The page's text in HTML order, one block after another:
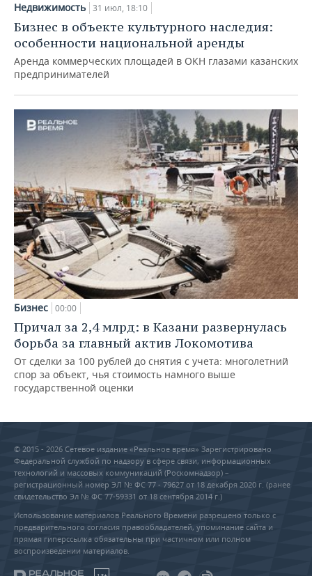
Недвижимость 31 июл, 18:10
Бизнес в объекте культурного наследия:
особенности национальной аренды
Аренда коммерческих площадей в ОКН глазами казанских
предпринимателей
Бизнес 00:00
Причал за 2,4 млрд: в Казани развернулась
борьба за главный актив Локомотива
От сделки за 100 рублей до снятия с учета: многолетний
спор за объект, чья стоимость намного выше
государственной оценки
© 2015 - 2026 Сетевое издание «Реальное время» Зарегистрировано
Федеральной службой по надзору в сфере связи, информационных
технологий и массовых коммуникаций (Роскомнадзор) –
регистрационный номер ЭЛ № ФС 77 - 79627 от 18 декабря 2020 г. (ранее
свидетельство Эл № ФС 77-59331 от 18 сентября 2014 г.)
Использование материалов Реального Времени разрешено только с
предварительного согласия правообладателей, упоминание сайта и
прямая гиперссылка обязательны при частичном или полном
воспроизведении материалов.